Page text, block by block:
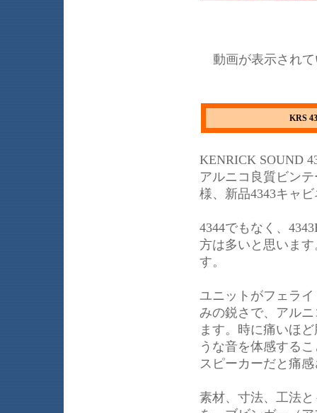
動画が表示され
KRS
KENRICK SOUND
アルニコ良質ビン
様、新品4343キャ
4344でもなく、
方は多いと思いま
す。
ユニットがフェラ
みの鋭さで、アル
ます。時に痛いほ
うな音を体感する
スピーカーだと痛
素材、寸法、工法